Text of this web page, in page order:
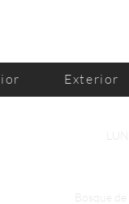
Exterior
Bosque